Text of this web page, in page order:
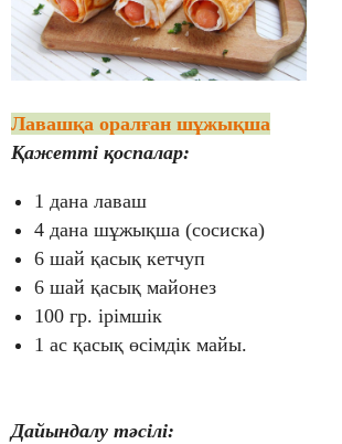
Лавашқа оралған шұжықша
Қажетті қоспалар:
1 дана лаваш
4 дана шұжықша (сосиска)
6 шай қасық кетчуп
6 шай қасық майонез
100 гр. ірімшік
1 ас қасық өсімдік майы.
Дайындалу тәсілі: